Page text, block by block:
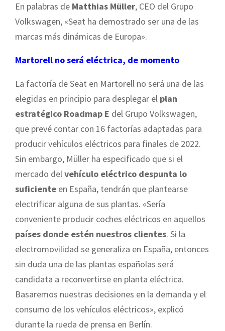
En palabras de Matthias Müller, CEO del Grupo
Volkswagen, «Seat ha demostrado ser una de las
marcas más dinámicas de Europa».
Martorell no será eléctrica, de momento
La factoría de Seat en Martorell no será una de las
elegidas en principio para desplegar el plan
estratégico Roadmap E del Grupo Volkswagen,
que prevé contar con 16 factorías adaptadas para
producir vehículos eléctricos para finales de 2022.
Sin embargo, Müller ha especificado que si el
mercado delvehículo eléctrico despunta lo
suficiente en España, tendrán que plantearse
electrificar alguna de sus plantas. «Sería
conveniente producir coches eléctricos en aquellos
países donde estén nuestros clientes. Si la
electromovilidad se generaliza en España, entonces
sin duda una de las plantas españolas será
candidata a reconvertirse en planta eléctrica.
Basaremos nuestras decisiones en la demanda y el
consumo de los vehículos eléctricos», explicó
durante la rueda de prensa en Berlín.